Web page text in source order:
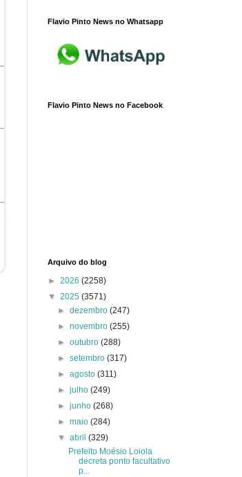
Flavio Pinto News no Whatsapp
Flavio Pinto News no Facebook
Arquivo do blog
► 2026 (2258)
▼ 2025 (3571)
►dezembro(247)
►novembro(255)
►outubro(288)
►setembro(317)
►agosto(311)
►julho(249)
►junho(268)
►maio(284)
▼abril(329)
Prefeito Moésio Loiola
decreta ponto facultativo
p...